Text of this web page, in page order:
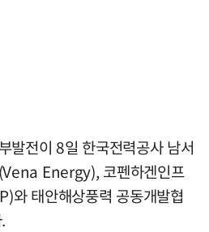
발전이 8일 한국전력공사 남서
Energy), 코펜하겐인프
와 태안해상풍력 공동개발협